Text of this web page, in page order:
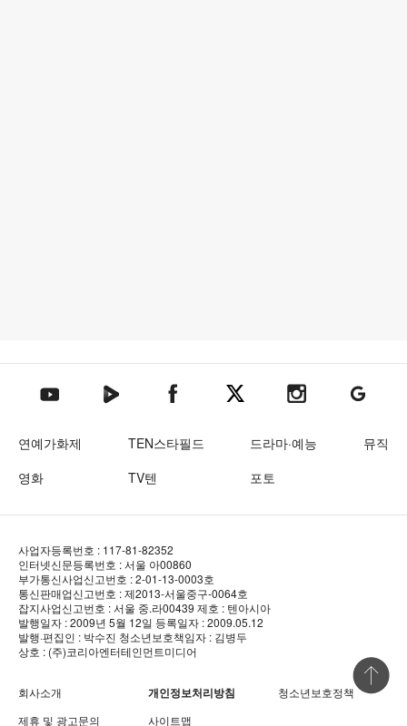
텐아시아 유튜브텐아시아 네이버TV텐아시아 페이스북텐아시아 엑스텐아시아 인스타그램
텐아시아
연예가화제 TEN스타필드 드라마·예능
뮤직
영화
TV텐 포토
사업자등록번호 : 117-81-82352
인터넷신문등록번호 : 서울 아00860
부가통신사업신고번호 : 2-01-13-0003호
통신판매업신고번호 : 제2013-서울중구-0064호
잡지사업신고번호 : 서울 중.라00439 제호 : 텐아시아
발행일자 : 2009년 5월 12일 등록일자 : 2009.05.12
발행·편집인 : 박수진 청소년보호책임자 : 김병두
상호 : (주)코리아엔터테인먼트미디어
회사소개 개인정보처리방침
청소년보호정책
제휴 및 광고문의
사이트맵
상단 바로